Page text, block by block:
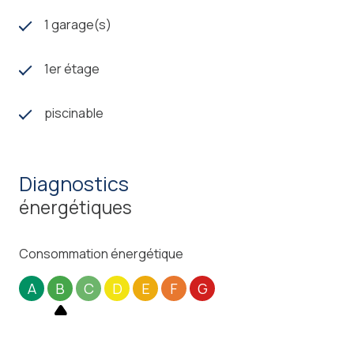
1 garage(s)
1er étage
piscinable
diagnostics
énergétiques
Consommation énergétique
A B C D E F G